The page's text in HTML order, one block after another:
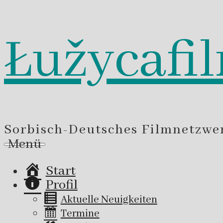
Zum
Inhalt
springen
Sorbisch-Deutsches
Menü
Start
Profil
Aktuelle Neuigkeiten
Termine